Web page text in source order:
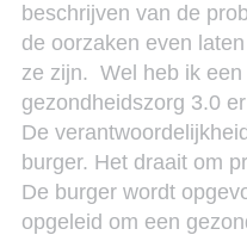
beschrijven van de
de oorzaken even
ze zijn.  Wel heb ik
gezondheidszorg 3.0
De
burger. Het draait om
De burger wordt
opgeleid om een